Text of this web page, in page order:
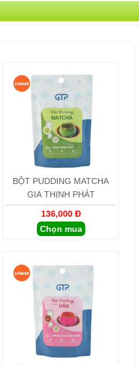
BỘT PUDDING MATCHA
GIA THỊNH PHÁT
136,000 Đ
Chọn mua